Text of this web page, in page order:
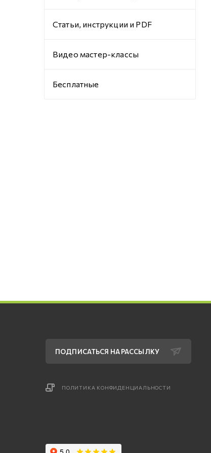
Статьи, инструкции и PDF
Видео мастер-классы
Бесплатные
ПОДПИСАТЬСЯ НА РАССЫЛКУ
ПОЛИТИКА КОНФИДЕНЦИАЛЬНОСТИ